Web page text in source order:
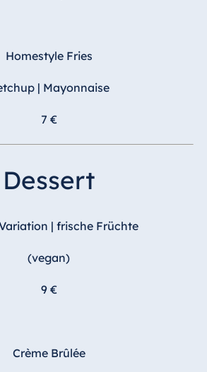
Homestyle Fries
| Mayonnaise
7 €
Dessert
| frische Früchte
(vegan)
9 €
Crème Brûlée